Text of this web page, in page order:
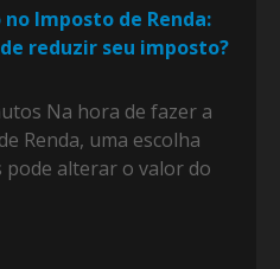
Imposto de Renda:
reduzir seu imposto?
Na hora de fazer a
Renda, uma escolha
alterar o valor do